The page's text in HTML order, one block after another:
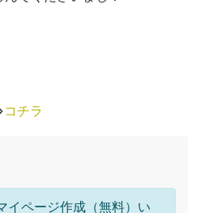
コチラ
イページ作成（無料）い